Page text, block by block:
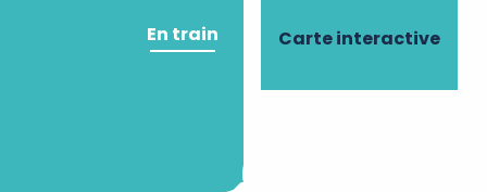
Carte interactive
En train En avion